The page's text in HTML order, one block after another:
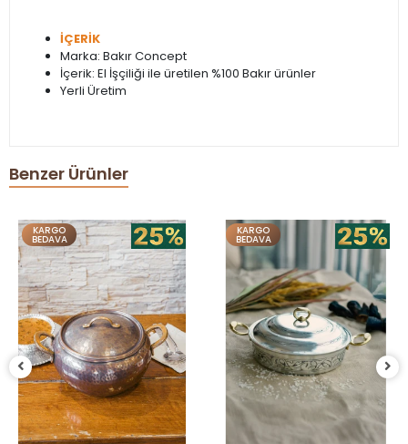
İÇERİK
Marka: Bakır Concept
İçerik: El İşçiliği ile üretilen %100 Bakır ürünler
Yerli Üretim
Benzer Ürünler
KARGO
BEDAVA